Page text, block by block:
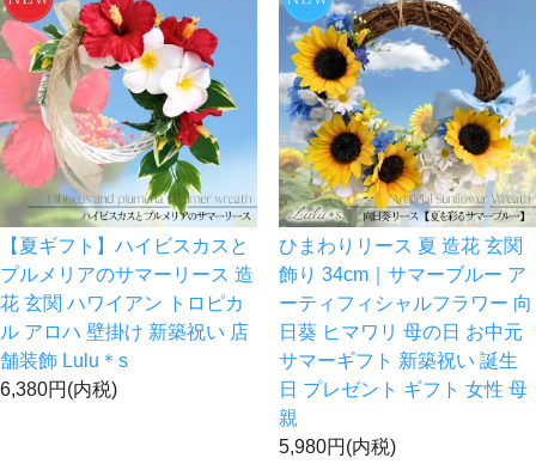
【夏ギフト】ハイビスカスと
プルメリアのサマーリース 造
花 玄関 ハワイアン トロピカ
ル アロハ 壁掛け 新築祝い 店
舗装飾 Lulu＊s
6,380円(内税)
ひまわりリース 夏 造花 玄関
飾り 34cm｜サマーブルー ア
ーティフィシャルフラワー 向
日葵 ヒマワリ 母の日 お中元
サマーギフト 新築祝い 誕生
日 プレゼント ギフト 女性 母
親
5,980円(内税)